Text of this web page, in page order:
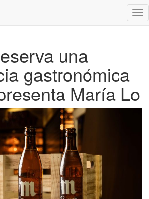
una
gastronómica
María Lo